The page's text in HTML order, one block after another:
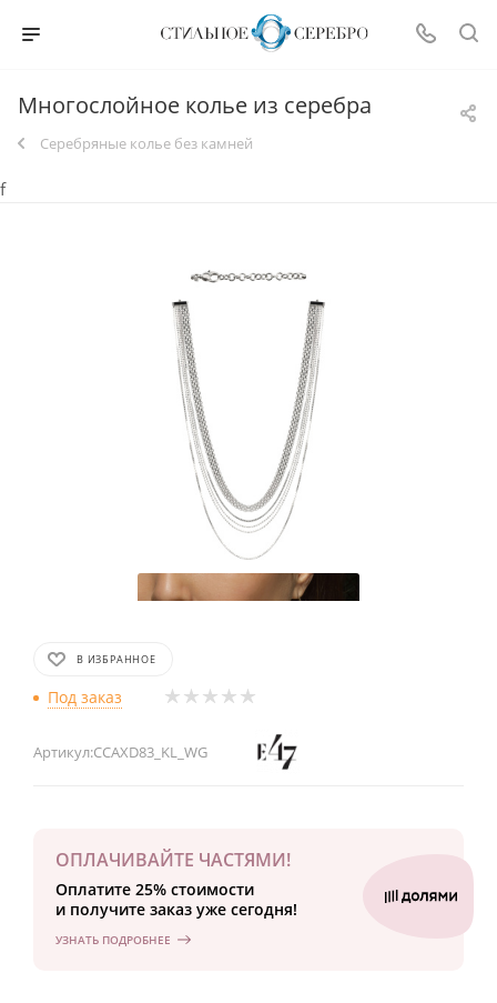
Многослойное колье из серебра
Серебряные колье без камней
f
В ИЗБРАННОЕ
Под заказ
Артикул:CCAXD83_KL_WG
ОПЛАЧИВАЙТЕ ЧАСТЯМИ!
Оплатите 25% стоимости
и получите заказ уже сегодня!
УЗНАТЬ ПОДРОБНЕЕ